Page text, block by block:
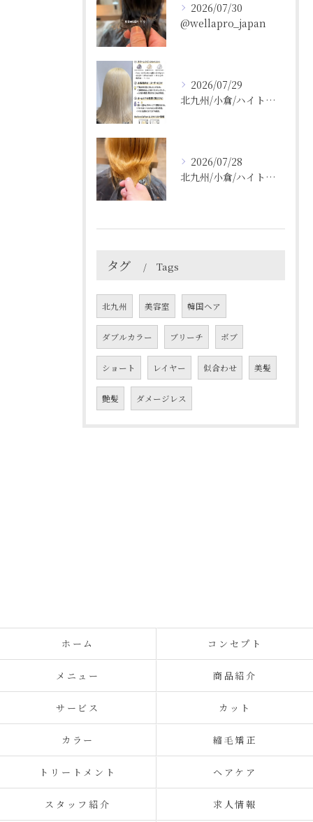
2026/07/30
@wellapro_japan
2026/07/29
北九州/小倉/ハイトーン/ケアブリーチ/ブリーチカラー
2026/07/28
北九州/小倉/ハイトーン/ケアブリーチ/ブリーチカラー
タグ Tags
北九州 美容室 韓国ヘア
ダブルカラー ブリーチ ボブ
ショート レイヤー 似合わせ 美髪
艶髪 ダメージレス
ホーム コンセプト
メニュー 商品紹介
サービス カット
カラー 縮毛矯正
トリートメント ヘアケア
スタッフ紹介 求人情報